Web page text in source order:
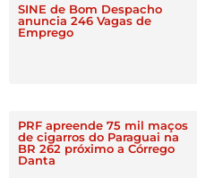
SINE de Bom Despacho
anuncia 246 Vagas de
Emprego
PRF apreende 75 mil maços
de cigarros do Paraguai na
BR 262 próximo a Córrego
Danta